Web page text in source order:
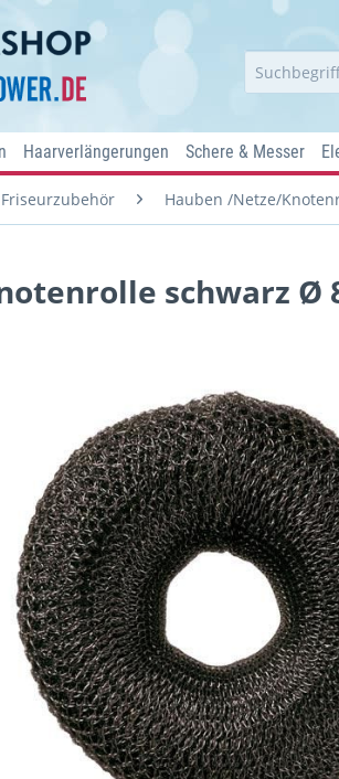
Haarverlängerungen Schere & Messer
Friseurzubehör Hauben /Netze/
schwarz Ø